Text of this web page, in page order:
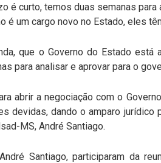
é curto, temos duas semanas
é um cargo novo no Estado, eles
que o Governo do Estado
para analisar e aprovar para o
abrir a negociação com o
devidas, dando o amparo
MS, André Santiago.
Santiago, participaram da